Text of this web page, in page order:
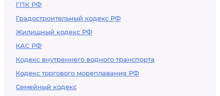
ГПК РФ
Градостроительный кодекс РФ
Жилищный кодекс РФ
КАС РФ
Кодекс внутреннего водного транспорта
Кодекс торгового мореплавания РФ
Семейный кодекс